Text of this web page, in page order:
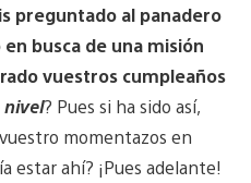
preguntado al panadero
busca de una misión
vuestros cumpleaños
nivel? Pues si ha sido así,
momentazos en
estar ahí? ¡Pues adelante!